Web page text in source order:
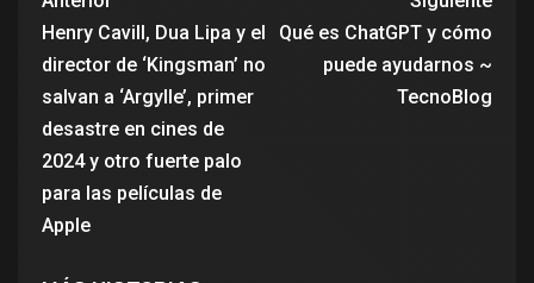
Henry Cavill, Dua Lipa y el
director de ‘Kingsman’ no
salvan a ‘Argylle’, primer
desastre en cines de
2024 y otro fuerte palo
para las películas de
Apple
Qué es ChatGPT y cómo
puede ayudarnos ~
TecnoBlog